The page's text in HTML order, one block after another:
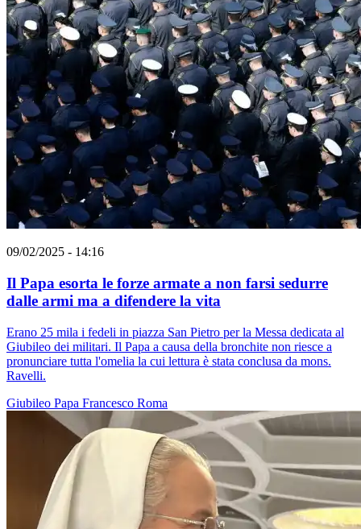
09/02/2025 - 14:16
Il Papa esorta le forze armate a non farsi sedurre
dalle armi ma a difendere la vita
Erano 25 mila i fedeli in piazza San Pietro per la Messa dedicata al
Giubileo dei militari. Il Papa a causa della bronchite non riesce a
pronunciare tutta l'omelia la cui lettura è stata conclusa da mons.
Ravelli.
Giubileo Papa Francesco Roma